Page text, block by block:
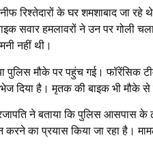
रिश्तेदारों के घर शमशाबाद जा
सवार हमलावरों ने उन पर गोली
नहीं थी।
पुलिस मौके पर पहुंच गई। फॉरेंसिक
दिया है। मृतक की बाइक भी मौके से
ने बताया कि पुलिस
का प्रयास किया जा रहा है।